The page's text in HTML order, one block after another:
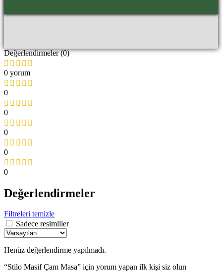
Değerlendirmeler (0)
0 yorum
0
0
0
0
0
Değerlendirmeler
Filtreleri temizle
Sadece resimliler
Henüz değerlendirme yapılmadı.
“Stilo Masif Çam Masa” için yorum yapan ilk kişi siz olun